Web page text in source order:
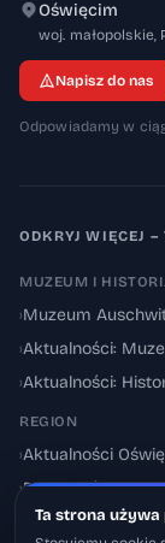
Oświęcim
woj. małopolskie,
Napisz do nas
Odpowiadamy w
ODKRYJ WIĘCEJ
MUZEUM I
›Muzeum
›Aktualności:
›Aktualności:
REGION
›Aktualności
›Powiat
Utrudnienia
Ta strona